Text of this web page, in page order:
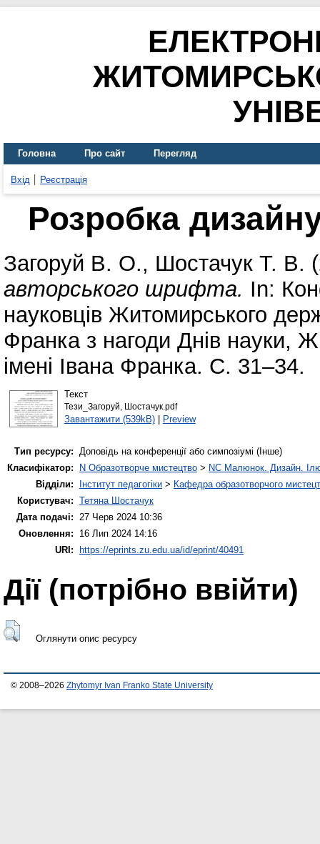
Головна Про сайт Перегляд
Вхід Реєстрація
Розробка
Загоруй В. О., Шостачук Т. В.
авторського шрифта. In:
науковців Житомирського
Франка з нагоди Днів науки,
імені Івана Франка. С. 31–34.
Текст
Тези_Загоруй, Шостачук.pdf
Завантажити (539kB)| Preview
Тип ресурсу: Доповідь на конференції або симпозіумі (Інше)
Класифікатор:
N Образотворче мистецтво > NC Малюнок. Дизайн.
Відділи:
Інститут педагогіки > Кафедра образотворчого
Користувач: Тетяна Шостачук
Дата подачі: 27 Черв 2024 10:36
Оновлення:
16 Лип 2024 14:16
URI:
https://eprints.zu.edu.ua/id/eprint/40491
Дії ​​(потрібно ввійти)
Оглянути опис ресурсу
© 2008–2026 Zhytomyr Ivan Franko State University